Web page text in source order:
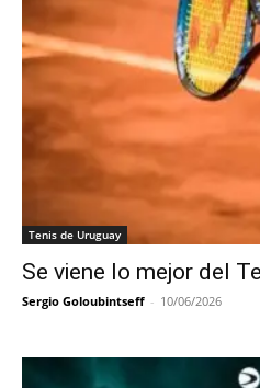
Tenis de Uruguay
Se viene lo mejor del
Sergio Goloubintseff - 10/06/2026